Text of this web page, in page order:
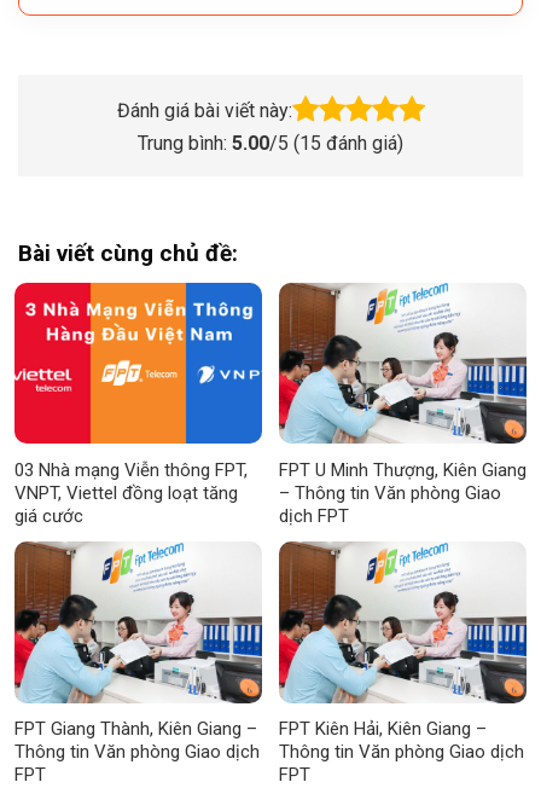
Đánh giá bài viết này:
Trung bình: 5.00/5 (15 đánh giá)
Bài viết cùng chủ đề:
03 Nhà mạng Viễn thông FPT,
VNPT, Viettel đồng loạt tăng
giá cước
FPT U Minh Thượng, Kiên Giang
– Thông tin Văn phòng Giao
dịch FPT
FPT Giang Thành, Kiên Giang –
Thông tin Văn phòng Giao dịch
FPT
FPT Kiên Hải, Kiên Giang –
Thông tin Văn phòng Giao dịch
FPT